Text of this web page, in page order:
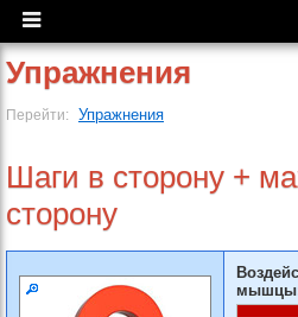
Упражнения
Перейти: Упражнения
Шаги в сторону +
сторону